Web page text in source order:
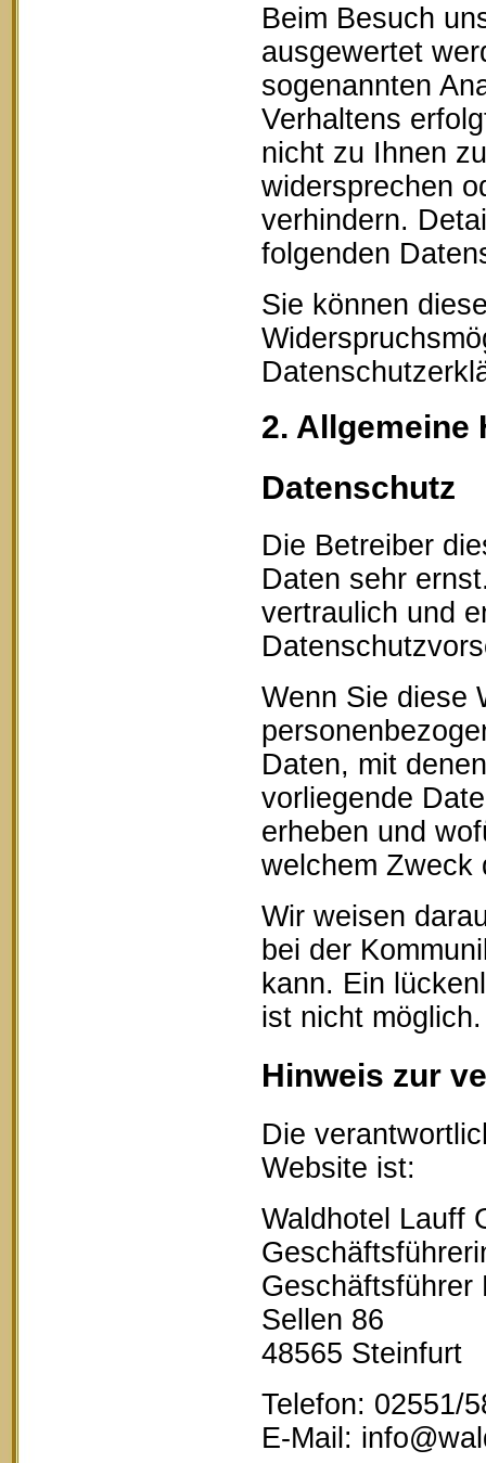
Beim Besuch
ausgewertet
sogenannten
Verhaltens
nicht zu Ihnen
widersprechen
verhindern.
folgenden
Sie können
2. Allgemeine
Datenschutz
Die Betreiber
Daten sehr
vertraulich und
Wenn Sie diese
Daten, mit
vorliegende
erheben und
welchem Zweck
Wir weisen
bei der
kann. Ein
ist nicht möglich.
Hinweis zur
Die
Website ist:
Waldhotel Lauff
Geschäftsführer
Sellen 86
48565 Steinfurt
Telefon: 02551/
E-Mail: